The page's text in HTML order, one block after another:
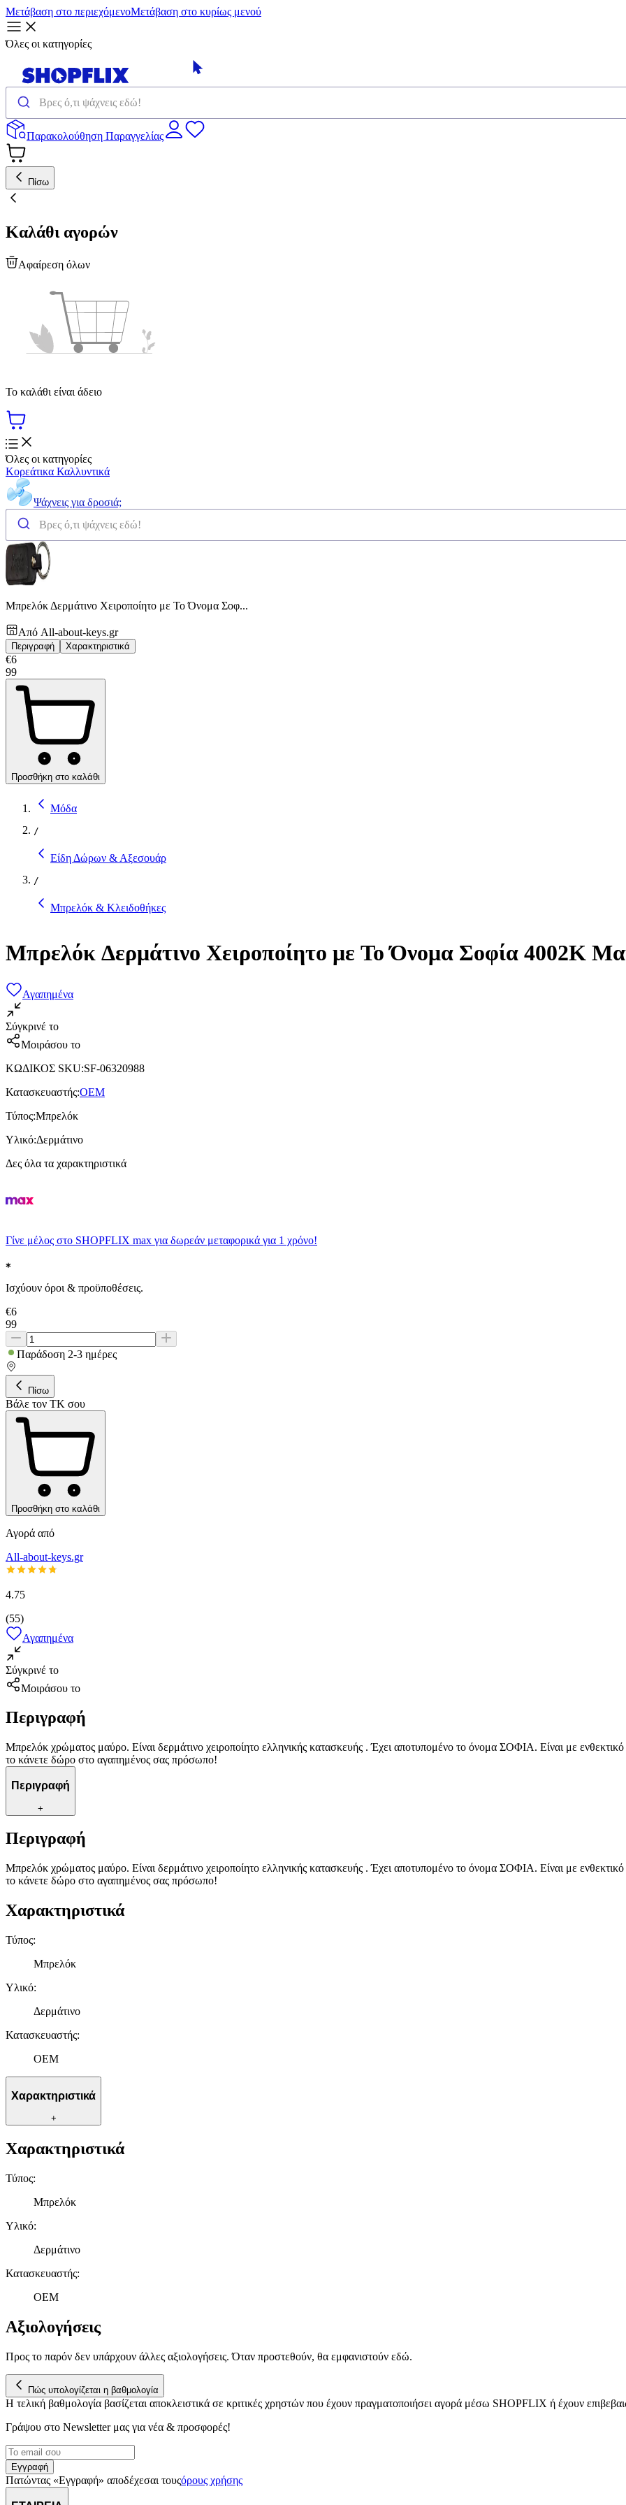
Μετάβαση στο περιεχόμενοΜετάβαση στο κυρίως μενού
Όλες οι κατηγορίες
Παρακολούθηση Παραγγελίας
Πίσω
Καλάθι αγορών
Αφαίρεση όλων
Το καλάθι είναι άδειο
Όλες οι κατηγορίες
Κορεάτικα Καλλυντικά
Ψάχνεις για δροσιά;
Μπρελόκ Δερμάτινο Χειροποίητο με Το Όνομα Σοφ...
Από All-about-keys.gr
Περιγραφή Χαρακτηριστικά
€6
99
Προσθήκη στο καλάθι
Μόδα
/
Είδη Δώρων & Αξεσουάρ
/
Μπρελόκ & Κλειδοθήκες
Μπρελόκ Δερμάτινο Χειροποίητο με Το Όνομα Σοφία 4002K
Αγαπημένα
Σύγκρινέ το
Μοιράσου το
ΚΩΔΙΚΟΣ SKU:SF-06320988
Κατασκευαστής:OEM
Τύπος:Μπρελόκ
Υλικό:Δερμάτινο
Δες όλα τα χαρακτηριστικά
Γίνε μέλος στο SHOPFLIX max για δωρεάν μεταφορικά για 1 χρόνο!
Ισχύουν όροι & προϋποθέσεις.
€6
99
Παράδοση 2-3 ημέρες
Πίσω
Βάλε τον ΤΚ σου
Προσθήκη στο καλάθι
Αγορά από
All-about-keys.gr
4.75
(55)
Αγαπημένα
Σύγκρινέ το
Μοιράσου το
Περιγραφή
Μπρελόκ χρώματος μαύρο. Είναι δερμάτινο χειροποίητο ελληνικής κατασκευής . Έχει αποτυπομένο το όνομα ΣΟΦΙΑ. Είναι με ενθεκτικό
το κάνετε δώρο στο αγαπημένος σας πρόσωπο!
Περιγραφή
+
Περιγραφή
Μπρελόκ χρώματος μαύρο. Είναι δερμάτινο χειροποίητο ελληνικής κατασκευής . Έχει αποτυπομένο το όνομα ΣΟΦΙΑ. Είναι με ενθεκτικό
το κάνετε δώρο στο αγαπημένος σας πρόσωπο!
Χαρακτηριστικά
Τύπος:
Μπρελόκ
Υλικό:
Δερμάτινο
Κατασκευαστής:
OEM
Χαρακτηριστικά
+
Χαρακτηριστικά
Τύπος:
Μπρελόκ
Υλικό:
Δερμάτινο
Κατασκευαστής:
OEM
Αξιολογήσεις
Προς το παρόν δεν υπάρχουν άλλες αξιολογήσεις. Όταν προστεθούν, θα εμφανιστούν εδώ.
Πώς υπολογίζεται η βαθμολογία
Η τελική βαθμολογία βασίζεται αποκλειστικά σε κριτικές χρηστών που έχουν πραγματοποιήσει αγορά μέσω SHOPFLIX ή έχουν
Γράψου στο Νewsletter μας για νέα & προσφορές!
Εγγραφή
Πατώντας «Εγγραφή» αποδέχεσαι τουςόρους χρήσης